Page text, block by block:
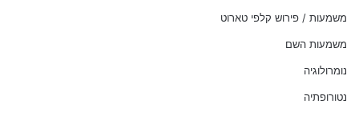
משמעות / פירוש קלפי טארוט
משמעות השם
נומרולוגיה
נטורופתיה